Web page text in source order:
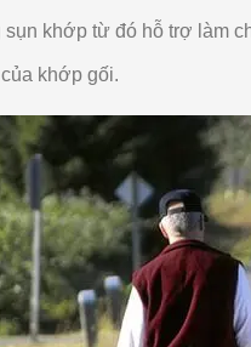
khớp từ đó hỗ trợ làm
khớp gối.